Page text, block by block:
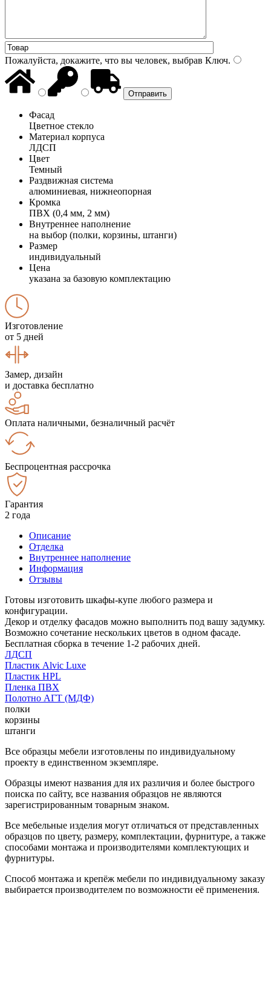
Пожалуйста, докажите, что вы человек, выбрав Ключ.
Фасад
Цветное стекло
Материал корпуса
ЛДСП
Цвет
Темный
Раздвижная система
алюминиевая, нижнеопорная
Кромка
ПВХ (0,4 мм, 2 мм)
Внутреннее наполнение
на выбор (полки, корзины, штанги)
Размер
индивидуальный
Цена
указана за базовую комплектацию
Изготовление
от 5 дней
Замер, дизайн
и доставка бесплатно
Оплата наличными, безналичный расчёт
Беспроцентная рассрочка
Гарантия
2 года
Описание
Отделка
Внутреннее наполнение
Информация
Отзывы
Готовы изготовить шкафы-купе любого размера и
конфигурации.
Декор и отделку фасадов можно выполнить под вашу задумку.
Возможно сочетание нескольких цветов в одном фасаде.
Бесплатная сборка в течение 1-2 рабочих дней.
ЛДСП
Пластик Alvic Luxe
Пластик HPL
Пленка ПВХ
Полотно АГТ (МДФ)
полки
корзины
штанги
Все образцы мебели изготовлены по индивидуальному
проекту в единственном экземпляре.
Образцы имеют названия для их различия и более быстрого
поиска по сайту, все названия образцов не являются
зарегистрированным товарным знаком.
Все мебельные изделия могут отличаться от представленных
образцов по цвету, размеру, комплектации, фурнитуре, а также
способами монтажа и производителями комплектующих и
фурнитуры.
Способ монтажа и крепёж мебели по индивидуальному заказу
выбирается производителем по возможности её применения.